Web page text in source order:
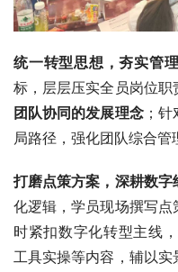
统一转型思想，夯实管理
标，层层压实全员岗位职
团队协同的发展理念；针
局路径，强化团队综合管
打磨点策方案，深耕数字
化逻辑，学员现场撰写
时紧扣数字化转型主线
工具实操等内容，辅以实